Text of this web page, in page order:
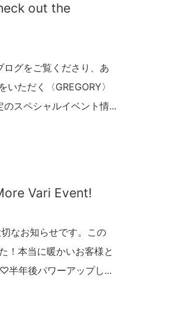
out the
グをご覧くださり、あ
ただく〈GREGORY〉
スペシャルイベント情...
Vari Event!
なお知らせです。この
！本当に暖かいお客様と
半年後パワーアップし...